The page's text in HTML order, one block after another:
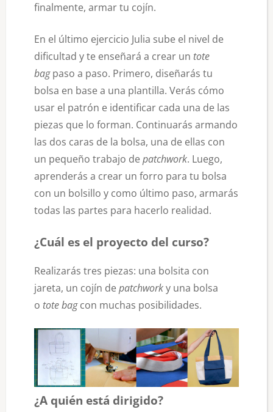
finalmente, armar tu cojín.
En el último ejercicio Julia sube el nivel de
dificultad y te enseñará a crear un tote
bagpaso a paso. Primero, diseñarás tu
bolsa en base a una plantilla. Verás cómo
usar el patrón e identificar cada una de las
piezas que lo forman. Continuarás armando
las dos caras de la bolsa, una de ellas con
un pequeño trabajo depatchwork. Luego,
aprenderás a crear un forro para tu bolsa
con un bolsillo y como último paso, armarás
todas las partes para hacerlo realidad.
¿Cuál es el proyecto del curso?
Realizarás tres piezas: una bolsita con
jareta, un cojín depatchworky una bolsa
o tote bagcon muchas posibilidades.
¿A quién está dirigido?